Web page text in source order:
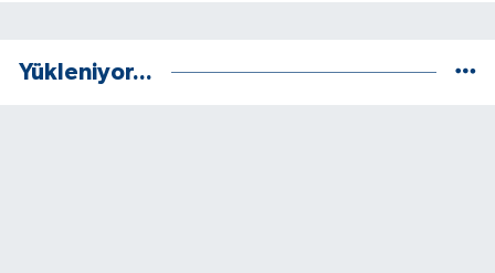
Yükleniyor...